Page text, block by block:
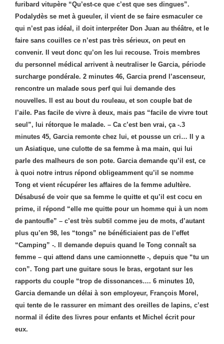
furibard vitupère “Qu’est-ce que c’est que ses dingues”.
Podalydès se met à gueuler, il vient de se faire esmaculer ce
qui n’est pas idéal, il doit interpréter Don Juan au théâtre, et le
faire sans couilles ce n’est pas très sérieux, on peut en
convenir. Il veut donc qu’on les lui recouse. Trois membres
du personnel médical arrivent à neutraliser le Garcia, période
surcharge pondérale. 2 minutes 46, Garcia prend l’ascenseur,
rencontre un malade sous perf qui lui demande des
nouvelles. Il est au bout du rouleau, et son couple bat de
l’aile. Pas facile de vivre à deux, mais pas “facile de vivre tout
seul”, lui rétorque le malade. – Ca c’est ben vrai, ça -.3
minutes 45, Garcia remonte chez lui, et pousse un cri… Il y a
un Asiatique, une culotte de sa femme à ma main, qui lui
parle des malheurs de son pote. Garcia demande qu’il est, ce
à quoi notre intrus répond obligeamment qu’il se nomme
Tong et vient récupérer les affaires de la femme adultère.
Désabusé de voir que sa femme le quitte et qu’il est cocu en
prime, il répond “elle me quitte pour un homme qui à un nom
de pantoufle” – c’est très subtil comme jeu de mots, d’autant
plus qu’en 98, les “tongs” ne bénéficiaient pas de l’effet
“Camping” -. Il demande depuis quand le Tong connaît sa
femme – qui attend dans une camionnette -, depuis que “tu un
con”. Tong part une guitare sous le bras, ergotant sur les
rapports du couple “trop de dissonances…. 6 minutes 10,
Garcia demande un délai à son employeur, François Morel,
qui tente de le rassurer en mimant des oreilles de lapins, c’est
normal il édite des livres pour enfants et Michel écrit pour
eux.